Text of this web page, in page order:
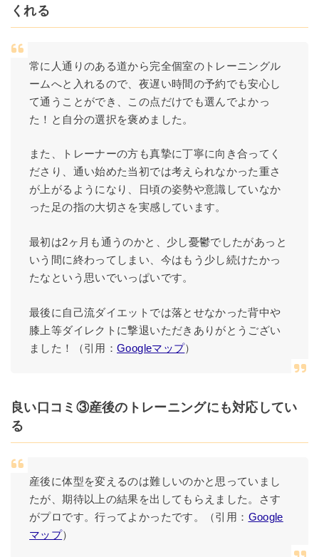
くれる
常に人通りのある道から完全個室のトレーニングル
ームへと入れるので、夜遅い時間の予約でも安心し
て通うことができ、この点だけでも選んでよかっ
た！と自分の選択を褒めました。
また、トレーナーの方も真摯に丁寧に向き合ってく
ださり、通い始めた当初では考えられなかった重さ
が上がるようになり、日頃の姿勢や意識していなか
った足の指の大切さを実感しています。
最初は2ヶ月も通うのかと、少し憂鬱でしたがあっと
いう間に終わってしまい、今はもう少し続けたかっ
たなという思いでいっぱいです。
最後に自己流ダイエットでは落とせなかった背中や
膝上等ダイレクトに撃退いただきありがとうござい
ました！（引用：Googleマップ）
良い口コミ③産後のトレーニングにも対応してい
る
産後に体型を変えるのは難しいのかと思っていまし
たが、期待以上の結果を出してもらえました。さす
がプロです。行ってよかったです。（引用： Google
マップ）